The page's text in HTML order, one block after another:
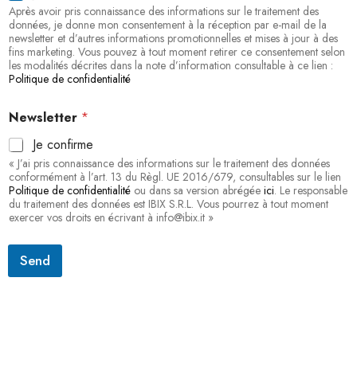
Après avoir pris connaissance des informations sur le traitement des
données, je donne mon consentement à la réception par e-mail de la
newsletter et d’autres informations promotionnelles et mises à jour à des
fins marketing. Vous pouvez à tout moment retirer ce consentement selon
les modalités décrites dans la note d’information consultable à ce lien :
Politique de confidentialité
Newsletter *
Je confirme
« J’ai pris connaissance des informations sur le traitement des données
conformément à l’art. 13 du Règl. UE 2016/679, consultables sur le lien
Politique de confidentialité ou dans sa version abrégée ici. Le responsable
du traitement des données est IBIX S.R.L. Vous pourrez à tout moment
exercer vos droits en écrivant à info@ibix.it »
Send